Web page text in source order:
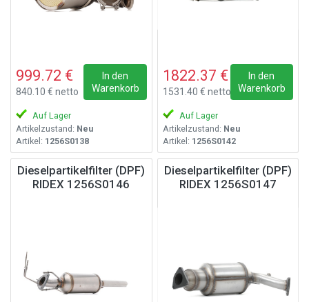
999.72 €
840.10 € netto
In den
Warenkorb
Auf Lager
Artikelzustand: Neu
Artikel: 1256S0138
1822.37 €
1531.40 € netto
In den
Warenkorb
Auf Lager
Artikelzustand: Neu
Artikel: 1256S0142
Dieselpartikelfilter (DPF)
RIDEX 1256S0146
Dieselpartikelfilter (DPF)
RIDEX 1256S0147